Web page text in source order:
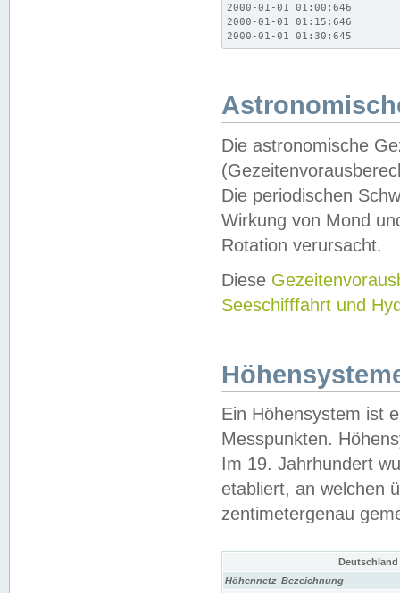
2000-01-01 01:00;646
2000-01-01 01:15;646
2000-01-01 01:30;645
Die astronomische
Die periodischen
Wirkung von Mond
Rotation verursacht.
Diese
Seeschifffahrt und
Ein Höhensystem ist
Messpunkten.
Im 19. Jahrhundert
etabliert, an welchen
zentimetergenau
Höhennetz Bezeichnung